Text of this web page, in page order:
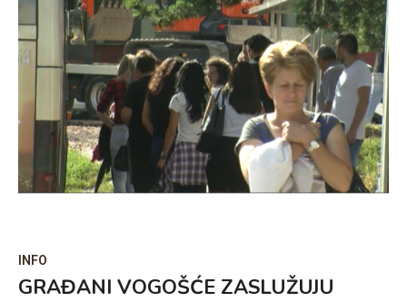
INFO
GRAĐANI VOGOŠĆE ZASLUŽUJU